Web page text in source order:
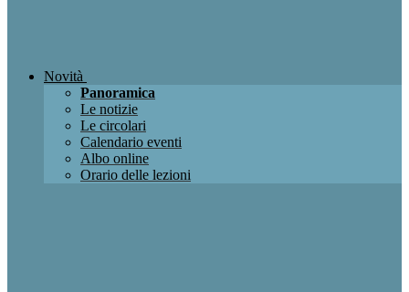
Novità
Panoramica
Le notizie
Le circolari
Calendario eventi
Albo online
Orario delle lezioni